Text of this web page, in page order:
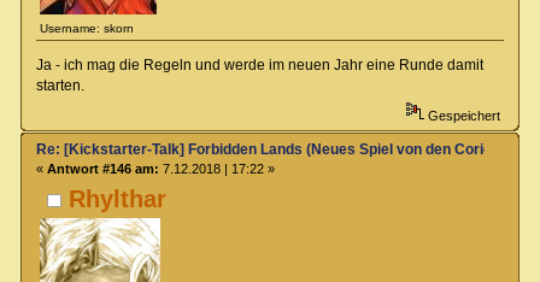
Username: skorn
Ja - ich mag die Regeln und werde im neuen Jahr eine Runde damit
starten.
Gespeichert
Rhylthar
Re: [Kickstarter-Talk] Forbidden Lands (Neues Spiel von den Coriolis-
« Antwort #146 am: 7.12.2018 | 17:22 »